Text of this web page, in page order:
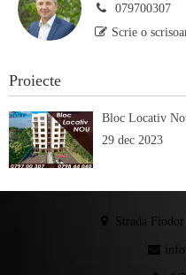
079700307
Scrie o
Proiecte
Bloc Locativ
29 dec 2023
Strada